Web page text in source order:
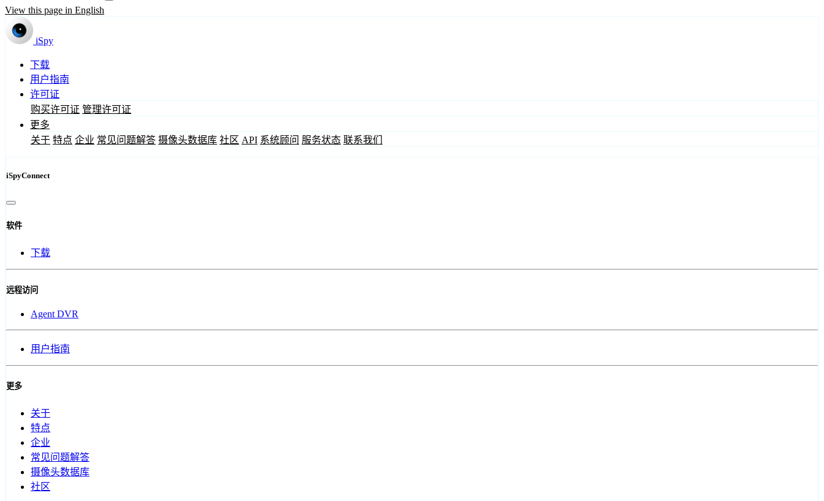
View this page in English
iSpy
下载
用户指南
许可证
购买许可证 管理许可证
更多
关于 特点 企业 常见问题解答 摄像头数据库 社区 API 系统顾问 服务状态 联系我们
iSpyConnect
软件
下载
远程访问
Agent DVR
用户指南
更多
关于
特点
企业
常见问题解答
摄像头数据库
社区